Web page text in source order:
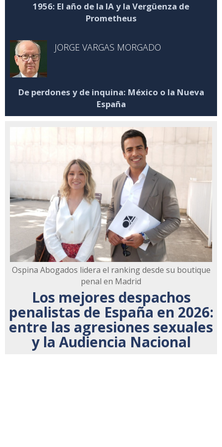
1956: El año de la IA y la Vergüenza de
Prometheus
JORGE VARGAS MORGADO
De perdones y de inquina: México o la Nueva
España
Ospina Abogados lidera el ranking desde su boutique
penal en Madrid
Los mejores despachos
penalistas de España en 2026:
entre las agresiones sexuales
y la Audiencia Nacional